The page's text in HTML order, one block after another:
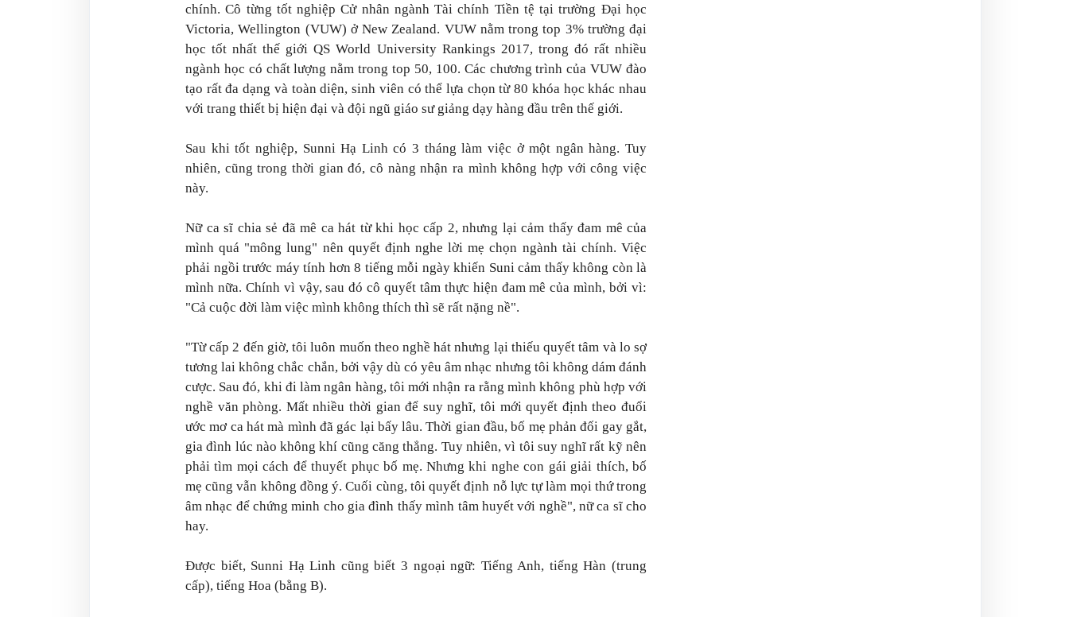
chính. Cô từng tốt nghiệp Cử nhân ngành Tài chính Tiền tệ tại trường Đại học
Victoria, Wellington (VUW) ở New Zealand. VUW nằm trong top 3% trường đại
học tốt nhất thế giới QS World University Rankings 2017, trong đó rất nhiều
ngành học có chất lượng nằm trong top 50, 100. Các chương trình của VUW đào
tạo rất đa dạng và toàn diện, sinh viên có thể lựa chọn từ 80 khóa học khác nhau
với trang thiết bị hiện đại và đội ngũ giáo sư giảng dạy hàng đầu trên thế giới.
Sau khi tốt nghiệp, Sunni Hạ Linh có 3 tháng làm việc ở một ngân hàng. Tuy
nhiên, cũng trong thời gian đó, cô nàng nhận ra mình không hợp với công việc
này.
Nữ ca sĩ chia sẻ đã mê ca hát từ khi học cấp 2, nhưng lại cảm thấy đam mê của
mình quá "mông lung" nên quyết định nghe lời mẹ chọn ngành tài chính. Việc
phải ngồi trước máy tính hơn 8 tiếng mỗi ngày khiến Suni cảm thấy không còn là
mình nữa. Chính vì vậy, sau đó cô quyết tâm thực hiện đam mê của mình, bởi vì:
"Cả cuộc đời làm việc mình không thích thì sẽ rất nặng nề".
"Từ cấp 2 đến giờ, tôi luôn muốn theo nghề hát nhưng lại thiếu quyết tâm và lo sợ
tương lai không chắc chắn, bởi vậy dù có yêu âm nhạc nhưng tôi không dám đánh
cược. Sau đó, khi đi làm ngân hàng, tôi mới nhận ra rằng mình không phù hợp với
nghề văn phòng. Mất nhiều thời gian để suy nghĩ, tôi mới quyết định theo đuổi
ước mơ ca hát mà mình đã gác lại bấy lâu. Thời gian đầu, bố mẹ phản đối gay gắt,
gia đình lúc nào không khí cũng căng thẳng. Tuy nhiên, vì tôi suy nghĩ rất kỹ nên
phải tìm mọi cách để thuyết phục bố mẹ. Nhưng khi nghe con gái giải thích, bố
mẹ cũng vẫn không đồng ý. Cuối cùng, tôi quyết định nỗ lực tự làm mọi thứ trong
âm nhạc để chứng minh cho gia đình thấy mình tâm huyết với nghề", nữ ca sĩ cho
hay.
Được biết, Sunni Hạ Linh cũng biết 3 ngoại ngữ: Tiếng Anh, tiếng Hàn (trung
cấp), tiếng Hoa (bằng B).